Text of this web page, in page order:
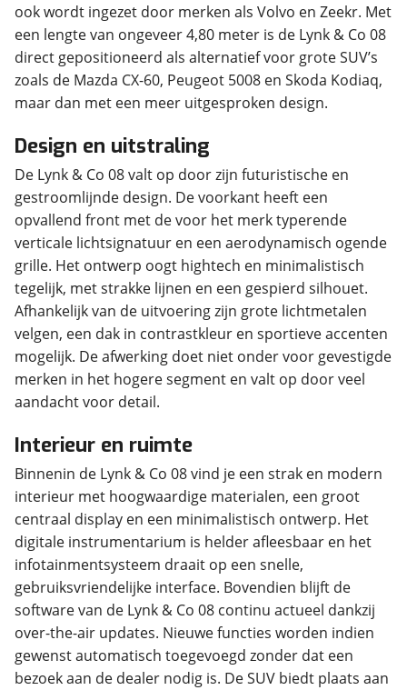
ook wordt ingezet door merken als Volvo en Zeekr. Met
een lengte van ongeveer 4,80 meter is de Lynk & Co 08
direct gepositioneerd als alternatief voor grote SUV’s
zoals de Mazda CX-60, Peugeot 5008 en Skoda Kodiaq,
maar dan met een meer uitgesproken design.
Design en uitstraling
De Lynk & Co 08 valt op door zijn futuristische en
gestroomlijnde design. De voorkant heeft een
opvallend front met de voor het merk typerende
verticale lichtsignatuur en een aerodynamisch ogende
grille. Het ontwerp oogt hightech en minimalistisch
tegelijk, met strakke lijnen en een gespierd silhouet.
Afhankelijk van de uitvoering zijn grote lichtmetalen
velgen, een dak in contrastkleur en sportieve accenten
mogelijk. De afwerking doet niet onder voor gevestigde
merken in het hogere segment en valt op door veel
aandacht voor detail.
Interieur en ruimte
Binnenin de Lynk & Co 08 vind je een strak en modern
interieur met hoogwaardige materialen, een groot
centraal display en een minimalistisch ontwerp. Het
digitale instrumentarium is helder afleesbaar en het
infotainmentsysteem draait op een snelle,
gebruiksvriendelijke interface. Bovendien blijft de
software van de Lynk & Co 08 continu actueel dankzij
over-the-air updates. Nieuwe functies worden indien
gewenst automatisch toegevoegd zonder dat een
bezoek aan de dealer nodig is. De SUV biedt plaats aan